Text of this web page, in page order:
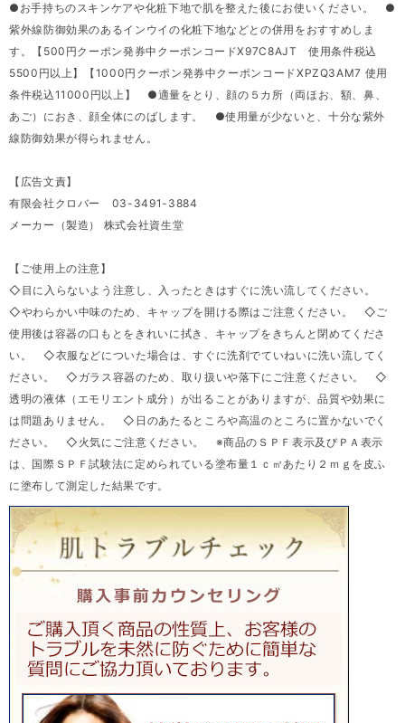
●お手持ちのスキンケアや化粧下地で肌を整えた後にお使いください。 ●
紫外線防御効果のあるインウイの化粧下地などとの併用をおすすめしま
す。【500円クーポン発券中クーポンコードX97C8AJT 使用条件税込
5500円以上】【1000円クーポン発券中クーポンコードXPZQ3AM7 使用
条件税込11000円以上】 ●適量をとり、顔の５カ所（両ほお、額、鼻、
あご）におき、顔全体にのばします。 ●使用量が少ないと、十分な紫外
線防御効果が得られません。
【広告文責】
有限会社クロバー 03-3491-3884
メーカー（製造） 株式会社資生堂
【ご使用上の注意】
◇目に入らないよう注意し、入ったときはすぐに洗い流してください。
◇やわらかい中味のため、キャップを開ける際はご注意ください。 ◇ご
使用後は容器の口もとをきれいに拭き、キャップをきちんと閉めてくださ
い。 ◇衣服などについた場合は、すぐに洗剤でていねいに洗い流してく
ださい。 ◇ガラス容器のため、取り扱いや落下にご注意ください。 ◇
透明の液体（エモリエント成分）が出ることがありますが、品質や効果に
は問題ありません。 ◇日のあたるところや高温のところに置かないでく
ださい。 ◇火気にご注意ください。 ※商品のＳＰＦ表示及びＰＡ表示
は、国際ＳＰＦ試験法に定められている塗布量１ｃ㎡あたり２ｍｇを皮ふ
に塗布して測定した結果です。